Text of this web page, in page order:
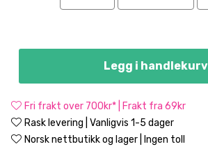
Legg i handlekurv
Fri frakt over 700kr* | Frakt fra 69kr
Rask levering | Vanligvis 1-5 dager
Norsk nettbutikk og lager | Ingen toll